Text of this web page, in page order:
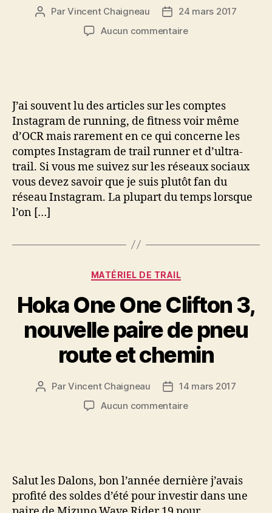
Auteur
ParVincent Chaigneau
Date24 mars 2017
Aucun commentairesur
comptes
à
suivre
J’ai souvent lu des articles sur les comptes
Instagram de running, de fitness voir même
d’OCR mais rarement en ce qui concerne les
comptes Instagram de trail runner et d’ultra-
trail. Si vous me suivez sur les réseaux sociaux
vous devez savoir que je suis plutôt fan du
réseau Instagram. La plupart du temps lorsque
l’on […]
Catégories
MATÉRIEL DE TRAIL
Hoka One One Clifton 3,
nouvelle paire de pneu
route et chemin
Auteur
ParVincent Chaigneau
Date
de
14 mars 2017
Aucun commentairesur
nouvelle
paire
Salut les Dalons, bon l’année dernière j’avais
profité des soldes d’été pour investir dans une